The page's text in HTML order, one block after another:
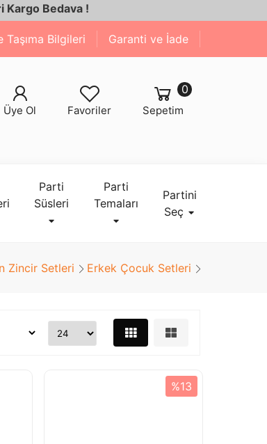
!
Taşıma Bilgileri Garanti ve İade
Sepetim
0
Favoriler
Üye Ol
Parti
Süsleri
Parti
Temaları
Partini
Seç
Zincir Setleri Erkek Çocuk Setleri
%13